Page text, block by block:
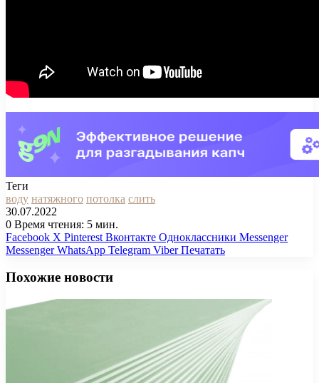
Теги
воду натяжного потолка слить
30.07.2022
0 Время чтения: 5 мин.
Facebook X Pinterest Вконтакте Одноклассники Messenger
Messenger WhatsApp Telegram Viber Печатать
Похожие новости